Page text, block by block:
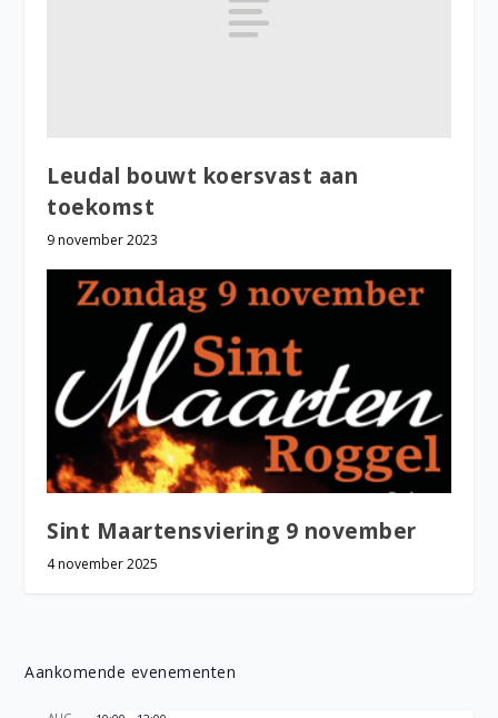
Leudal bouwt koersvast aan
toekomst
9 november 2023
Sint Maartensviering 9 november
4 november 2025
Aankomende evenementen